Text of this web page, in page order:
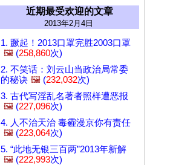
近期最受欢迎的文章
2013年2月4日
1. 蹶起！2013口罩完胜2003口罩
🖼️ (258,860次)
2. 不笑话：刘云山当政治局常委
的秘诀 🖼️ (232,032次)
3. 古代写淫乱名著者照样遭恶报
🖼️ (227,096次)
4. 人不治天治 毒霾漫京你有责任
🖼️ (223,064次)
5. “此地无银三百两”2013年新解
🖼️ (222,993次)